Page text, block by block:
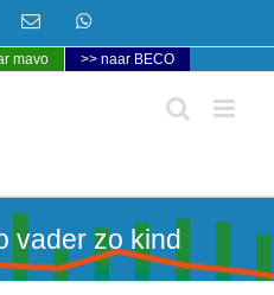
E-
mavo >> naar BECO
vader zo kind